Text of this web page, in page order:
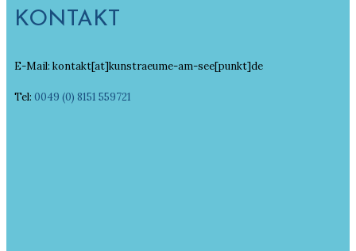
KONTAKT
E-Mail: kontakt[at]kunstraeume-am-see[punkt]de
Tel: 0049 (0) 8151 559721